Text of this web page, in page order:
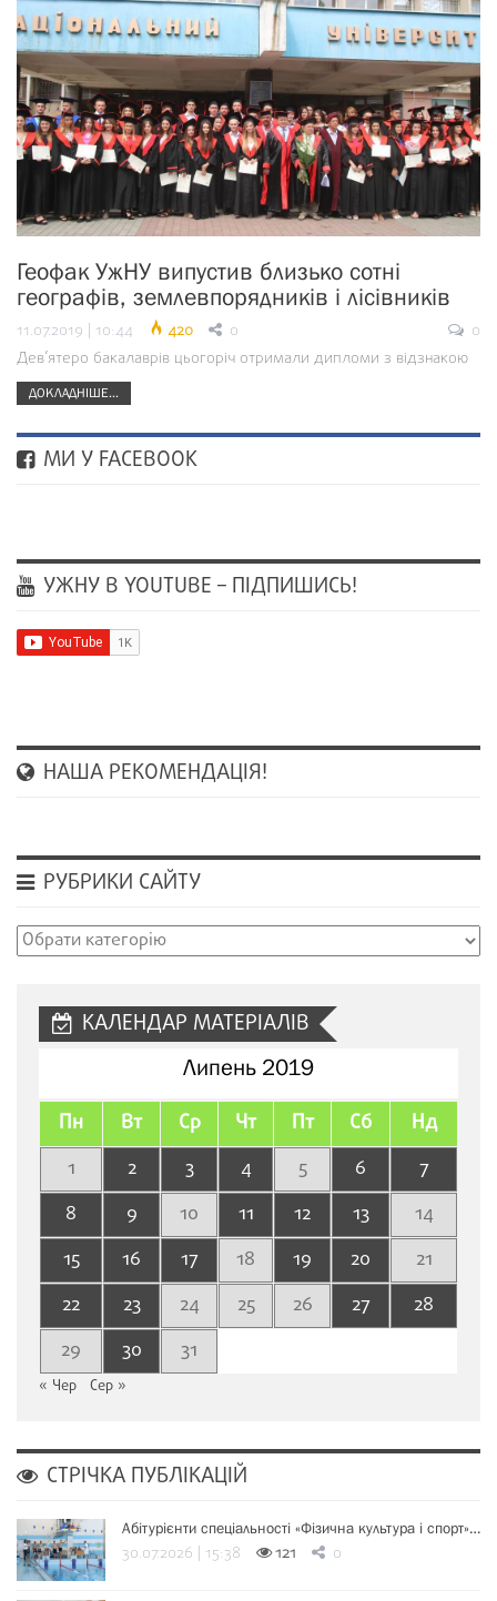
Геофак УжНУ випустив близько сотні
географів, землевпорядників і лісівників
11.07.2019 | 10:44 420 0
0
Дев’ятеро бакалаврів цьогоріч отримали дипломи з відзнакою
ДОКЛАДНІШЕ...
МИ У FACEBOOK
УЖНУ В YOUTUBE – ПІДПИШИСЬ!
НАША РЕКОМЕНДАЦІЯ!
РУБРИКИ САЙТУ
Рубрики
КАЛЕНДАР МАТЕРІАЛІВ
Липень 2019
Пн Вт Ср Чт Пт Сб Нд
1 2 3 4 5 6
7
8
9 10 11 12 13
14
15
16 17 18 19 20
21
22
23 24 25 26 27
28
29
30 31
« Чер Сер »
СТРІЧКА ПУБЛІКАЦІЙ
Абітурієнти спеціальності «Фізична культура і спорт»…
30.07.2026 | 15:38 121 0